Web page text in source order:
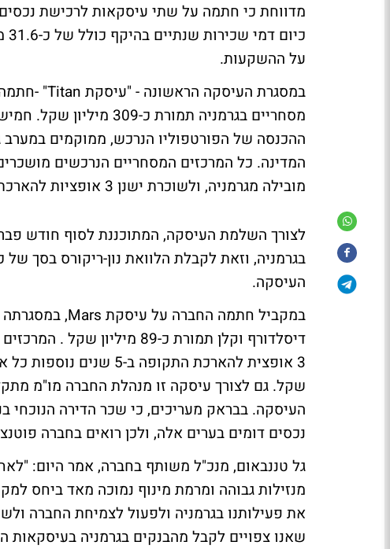
על ההשקעות.
ההכנסה של הפורטפוליו הנרכש, ממוקמים במערב
מובילה מגרמניה, ולשוכרת ישנן 3 אופציות להארכת תקופת השכירות ב-5 שנים נוספות בכל פעם.
לצורך השלמת העיסקה, המתוכננת לסוף חודש
העיסקה.
העיסקה. בבראק מעריכים, כי שכר הדירה הנוכחי
נכסים דומים בערים אלה, ולכן רואים בחברה
גל טננבאום, מנכ"ל משותף בחברה, אמר היום:
מנזילות גבוהה ומרמת מינוף נמוכה מאד ביחס
את פעילותנו בגרמניה ולפעול לצמיחת החברה
שאנו צפויים לקבל מהבנקים בגרמניה בעיסקאות